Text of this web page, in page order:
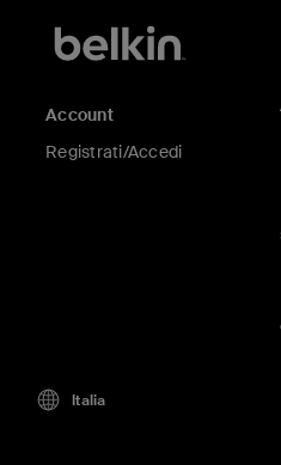
Account
Registrati/Accedi
Italia